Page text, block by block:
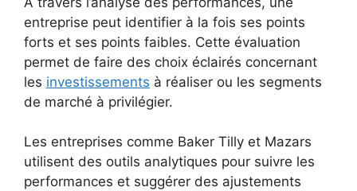
entreprise peut identifier à la fois ses points
forts et ses points faibles. Cette évaluation
permet de faire des choix éclairés concernant
les investissements à réaliser ou les segments
de marché à privilégier.
Les entreprises comme Baker Tilly et Mazars
utilisent des outils analytiques pour suivre les
performances et suggérer des ajustements